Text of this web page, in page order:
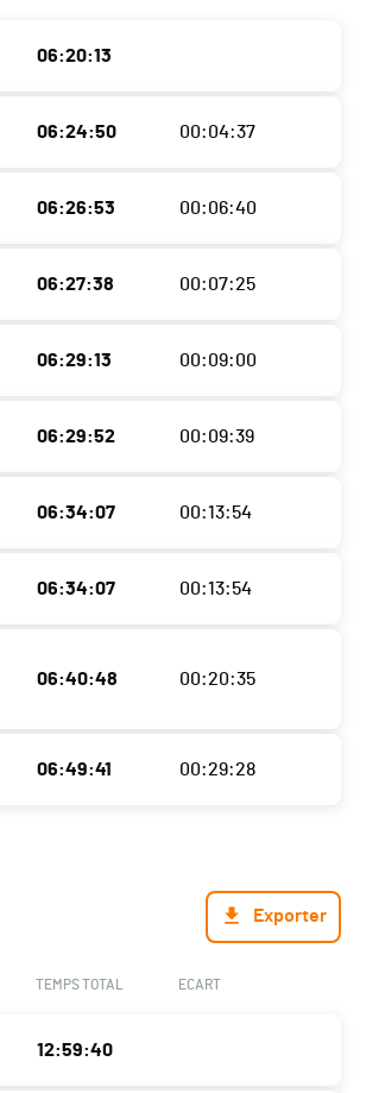
06:20:13
06:24:50 00:04:37
06:26:53 00:06:40
06:27:38 00:07:25
06:29:13 00:09:00
06:29:52 00:09:39
06:34:07 00:13:54
06:34:07 00:13:54
06:40:48 00:20:35
06:49:41 00:29:28
Exporter
TEMPS TOTAL ECART
12:59:40